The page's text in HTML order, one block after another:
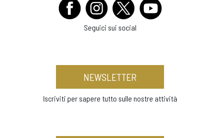
Seguici sui social
NEWSLETTER
Iscriviti per sapere tutto sulle nostre attività